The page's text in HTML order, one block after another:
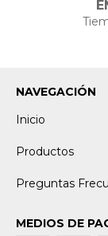
NAVEGACIÓN
Inicio
Productos
Preguntas
MEDIOS DE